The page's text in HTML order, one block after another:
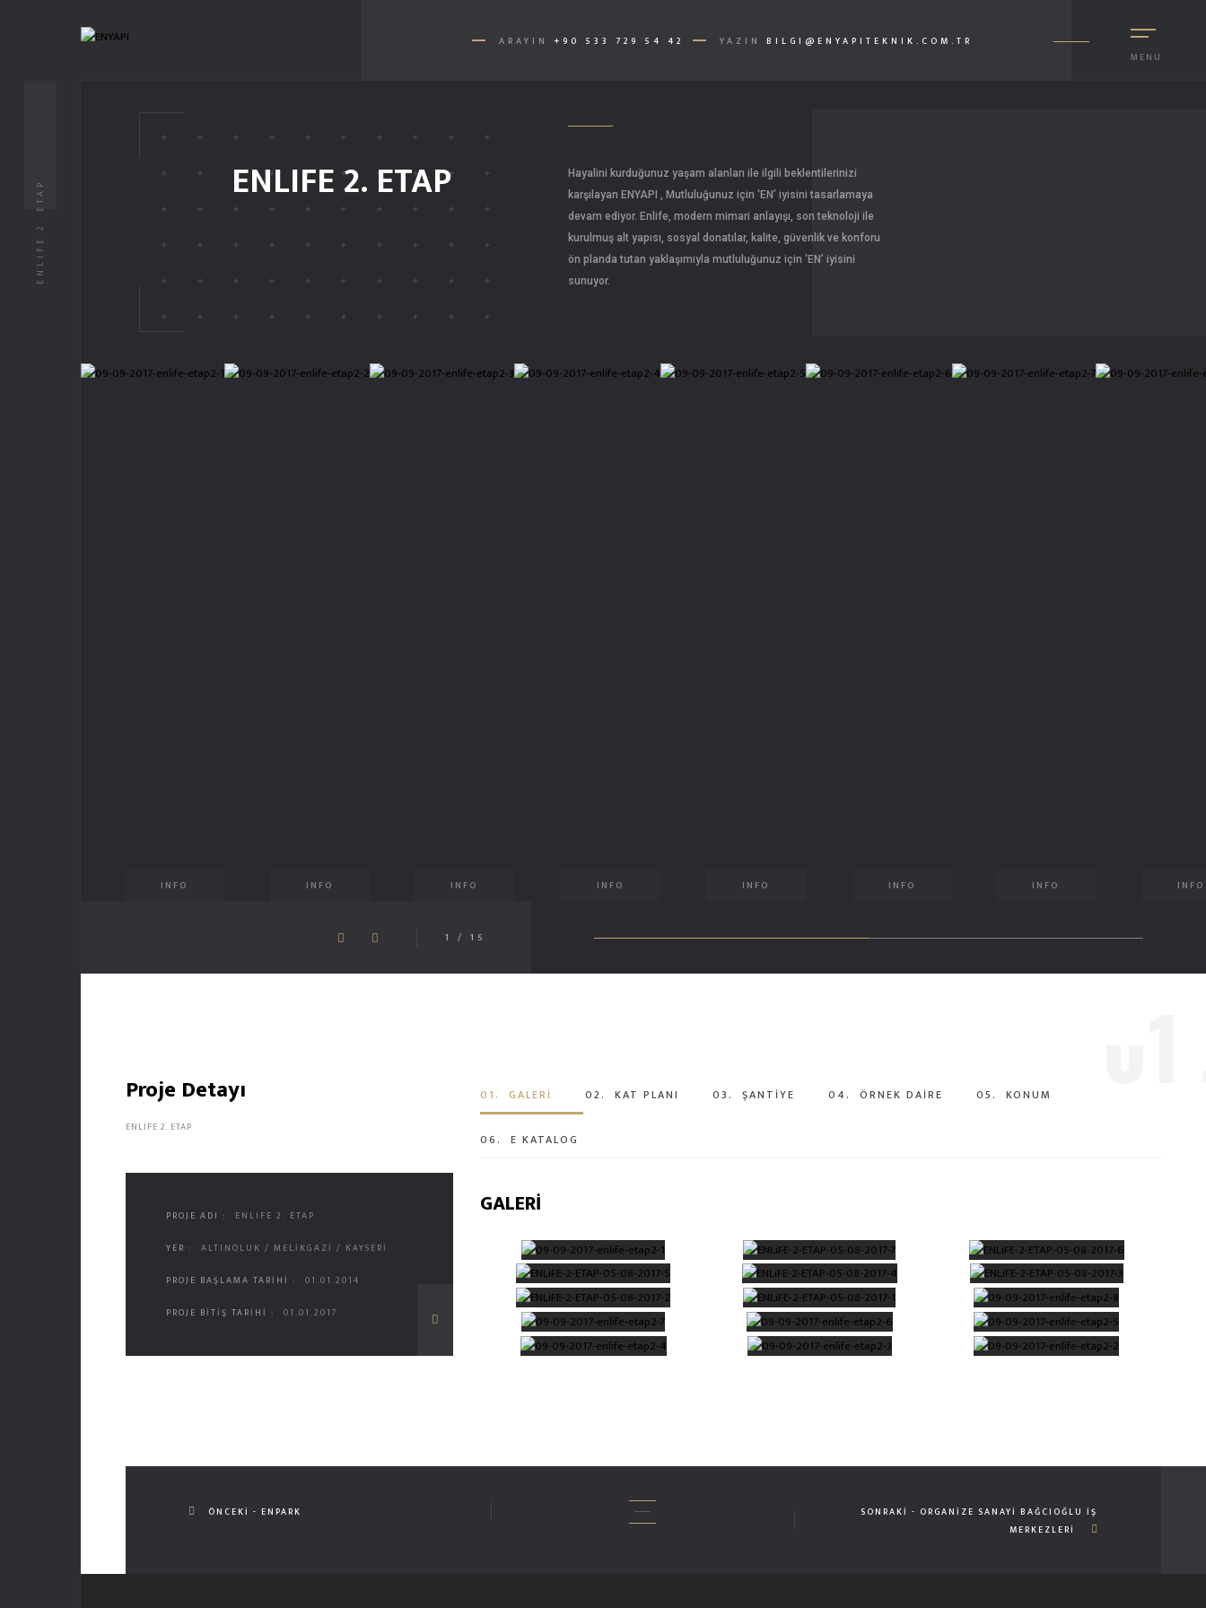
MENU
ARAYIN +90 533 729 54 42 YAZIN BILGI@ENYAPITEKNIK.COM.TR
ENLIFE 2. ETAP ENLIFE 2. ETAP
Hayalini kurduğunuz yaşam alanları ile ilgili beklentilerinizi
karşılayan ENYAPI , Mutluluğunuz için ‘EN’ iyisini tasarlamaya
devam ediyor. Enlife, modern mimari anlayışı, son teknoloji ile
kurulmuş alt yapısı, sosyal donatılar, kalite, güvenlik ve konforu
ön planda tutan yaklaşımıyla mutluluğunuz için ‘EN’ iyisini
sunuyor.
INFO INFO INFO INFO INFO INFO INFO INFO
1 / 15
Proje Detayı
ENLIFE 2. ETAP
PROJE ADI : ENLIFE 2. ETAP
YER : ALTINOLUK / MELİKGAZİ / KAYSERİ
PROJE BAŞLAMA TARİHİ : 01.01.2014
PROJE BİTİŞ TARİHİ : 01.01.2017
01. GALERİ 02. KAT PLANI 03. ŞANTİYE 04. ÖRNEK DAİRE 05. KONUM
06. E KATALOG
GALERİ
ÖNCEKI - ENPARK
SONRAKI - ORGANİZE SANAYİ BAĞCIOĞLU İŞ
MERKEZLERİ